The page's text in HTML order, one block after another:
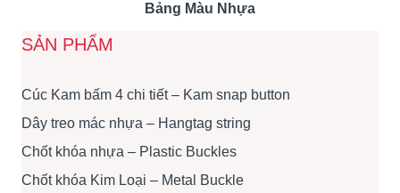
Bảng Màu Nhựa
SẢN PHẨM
Cúc Kam bấm 4 chi tiết – Kam snap button
Dây treo mác nhựa – Hangtag string
Chốt khóa nhựa – Plastic Buckles
Chốt khóa Kim Loại – Metal Buckle